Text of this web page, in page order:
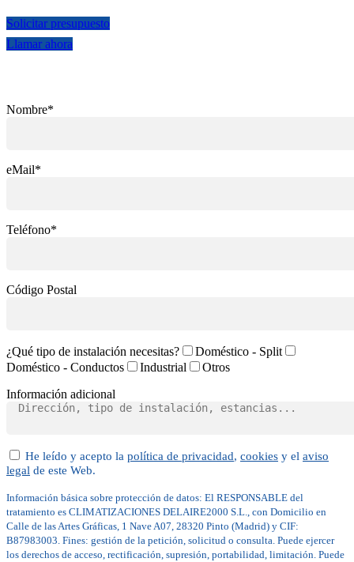
Solicitar presupuesto
Llamar ahora
Nombre*
eMail*
Teléfono*
Código Postal
¿Qué tipo de instalación necesitas?
Doméstico - Split
Doméstico - Conductos
Industrial
Otros
Información adicional
He leído y acepto la política de privacidad, cookies y el aviso
legal de este Web.
Información básica sobre protección de datos: El RESPONSABLE del
tratamiento es CLIMATIZACIONES DELAIRE2000 S.L., con Domicilio en
Calle de las Artes Gráficas, 1 Nave A07, 28320 Pinto (Madrid) y CIF:
B87983003. Fines: gestión de la petición, solicitud o consulta. Puede ejercer
los derechos de acceso, rectificación, supresión, portabilidad, limitación. Puede